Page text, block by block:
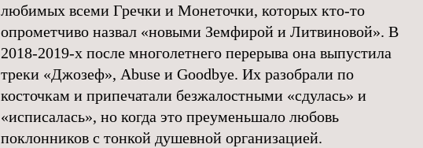
любимых всеми Гречки и Монеточки, которых кто-то
опрометчиво назвал «новыми Земфирой и Литвиновой». В
2018-2019-х после многолетнего перерыва она выпустила
треки «Джозеф», Abuse и Goodbye. Их разобрали по
косточкам и припечатали безжалостными «сдулась» и
«исписалась», но когда это преуменьшало любовь
поклонников с тонкой душевной организацией.